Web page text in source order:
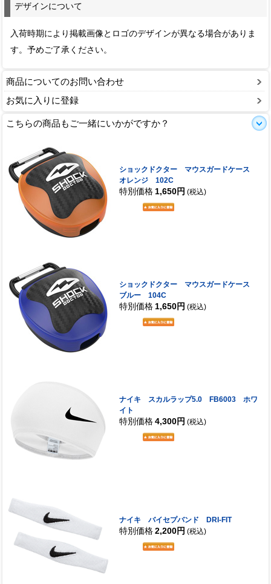
デザインについて
入荷時期により掲載画像とロゴのデザインが異なる場合がありま
す。予めご了承ください。
商品についてのお問い合わせ
お気に入りに登録
こちらの商品もご一緒にいかがですか？
ショックドクター マウスガードケース
オレンジ 102C
特別価格 1,650円 (税込)
ショックドクター マウスガードケース
ブルー 104C
特別価格 1,650円 (税込)
ナイキ スカルラップ5.0 FB6003 ホワ
イト
特別価格 4,300円 (税込)
ナイキ バイセプバンド DRI-FIT
特別価格 2,200円 (税込)